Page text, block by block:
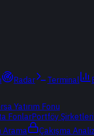
Radar Terminal
Yatırım Fonu
FonlarPortföy Şirketleri
Arama Çakışma